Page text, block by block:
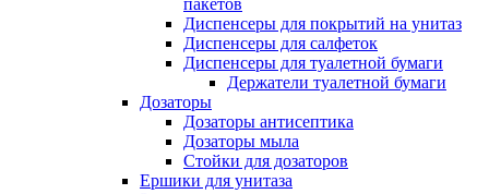
пакетов
Диспенсеры для покрытий на унитаз
Диспенсеры для салфеток
Диспенсеры для туалетной бумаги
Держатели туалетной бумаги
Дозаторы
Дозаторы антисептика
Дозаторы мыла
Стойки для дозаторов
Ершики для унитаза